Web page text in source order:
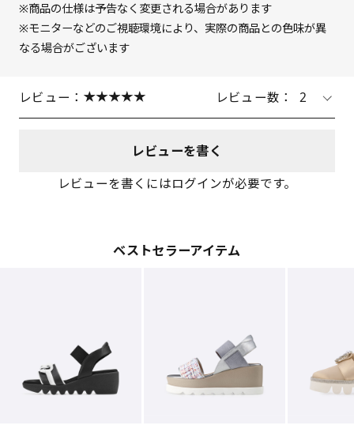
※商品の仕様は予告なく変更される場合があります
※モニターなどのご視聴環境により、実際の商品との色味が異
なる場合がございます
レビュー： レビュー数： 2
レビューを書く
レビューを書くにはログインが必要です。
ベストセラーアイテム